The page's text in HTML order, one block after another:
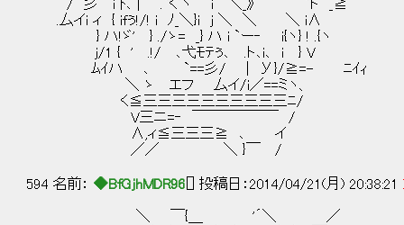
/ 彡 i ﾄ､ | .`くﾞヽ i ＼_》 `ト _≧
.厶イi ィ { ifぅ!/! i ﾉ_＼}i j ＼ ＼ ＼ i∧
} ハ!ゞ' } ./ゝ= _} ハ i `ー‐ i{ヽ} ! .{ヽ
j/1 { ' .!/ ､弋ﾓﾃぅ､ .ト､i､ i } V
ﾑｲハ ､ `==彡/ | У}/≧=- ﾆｲｨ
＼ ゝ エフ 厶イ/i／==ミヽ、
く≦三三三三三三三三三三ﾆ/
V三ニ=‐ ￣￣￣￣￣￣ /
∧,ィ≦三三三≧ ､ イ
／／ ＼ }￣ /
594 名前： ◆BfGjhMDR96 [] 投稿日：2014/04/21(月) 20:38:21
＼ ￣{＿ '´＼ ／